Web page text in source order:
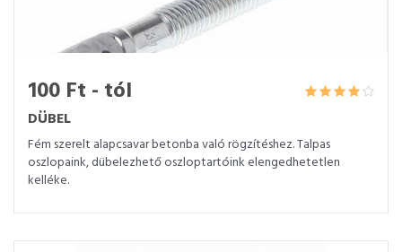
100 Ft - tól
DÜBEL
Fém szerelt alapcsavar betonba való rögzítéshez. Talpas
oszlopaink, dübelezhető oszloptartóink elengedhetetlen
kelléke.